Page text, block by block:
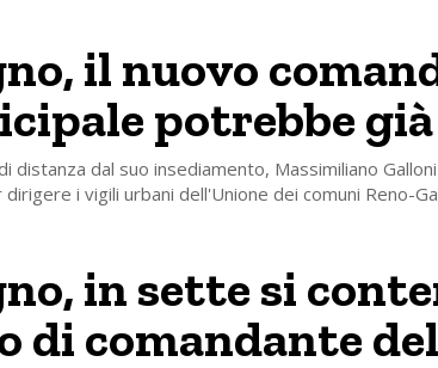
il nuovo
potrebbe
distanza dal suo insediamento, Massimiliano
i vigili urbani dell'Unione dei comuni Reno-
in sette si
di comandante